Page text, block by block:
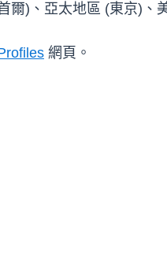
爾)、亞太地區 (東京)
網頁。